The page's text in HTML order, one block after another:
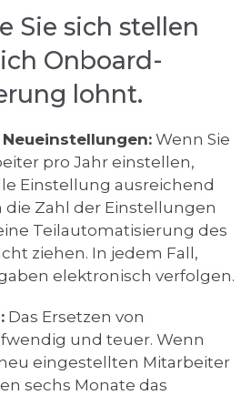
Sie sich stellen
Onboard-
lohnt.
Wenn Sie
pro Jahr einstellen,
Einstellung ausreichend
die Zahl der Einstellungen
Teilautomatisierung des
ziehen. In jedem Fall,
elektronisch verfolgen.
Das Ersetzen von
und teuer. Wenn
neu eingestellten Mitarbeiter
sechs Monate das